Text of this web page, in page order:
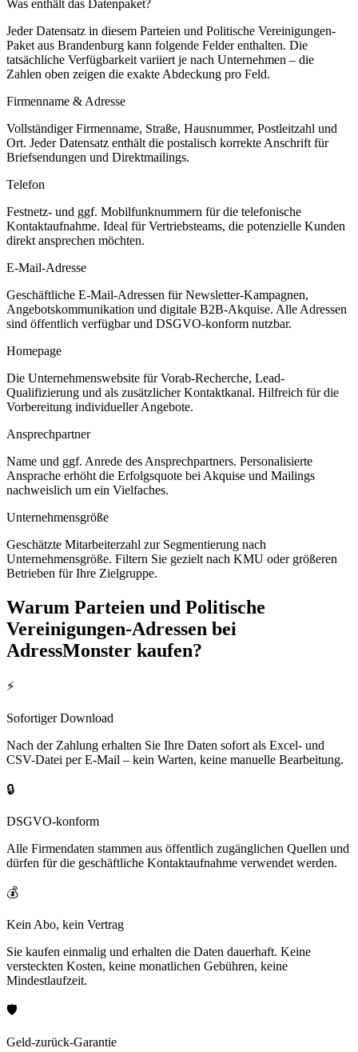
Was enthält das Datenpaket?
Jeder Datensatz in diesem Parteien und Politische Vereinigungen-
Paket aus Brandenburg kann folgende Felder enthalten. Die
tatsächliche Verfügbarkeit variiert je nach Unternehmen – die
Zahlen oben zeigen die exakte Abdeckung pro Feld.
Firmenname & Adresse
Vollständiger Firmenname, Straße, Hausnummer, Postleitzahl und
Ort. Jeder Datensatz enthält die postalisch korrekte Anschrift für
Briefsendungen und Direktmailings.
Telefon
Festnetz- und ggf. Mobilfunknummern für die telefonische
Kontaktaufnahme. Ideal für Vertriebsteams, die potenzielle Kunden
direkt ansprechen möchten.
E-Mail-Adresse
Geschäftliche E-Mail-Adressen für Newsletter-Kampagnen,
Angebotskommunikation und digitale B2B-Akquise. Alle Adressen
sind öffentlich verfügbar und DSGVO-konform nutzbar.
Homepage
Die Unternehmenswebsite für Vorab-Recherche, Lead-
Qualifizierung und als zusätzlicher Kontaktkanal. Hilfreich für die
Vorbereitung individueller Angebote.
Ansprechpartner
Name und ggf. Anrede des Ansprechpartners. Personalisierte
Ansprache erhöht die Erfolgsquote bei Akquise und Mailings
nachweislich um ein Vielfaches.
Unternehmensgröße
Geschätzte Mitarbeiterzahl zur Segmentierung nach
Unternehmensgröße. Filtern Sie gezielt nach KMU oder größeren
Betrieben für Ihre Zielgruppe.
Warum Parteien und Politische
Vereinigungen-Adressen bei
AdressMonster kaufen?
⚡
Sofortiger Download
Nach der Zahlung erhalten Sie Ihre Daten sofort als Excel- und
CSV-Datei per E-Mail – kein Warten, keine manuelle Bearbeitung.
🔒
DSGVO-konform
Alle Firmendaten stammen aus öffentlich zugänglichen Quellen und
dürfen für die geschäftliche Kontaktaufnahme verwendet werden.
💰
Kein Abo, kein Vertrag
Sie kaufen einmalig und erhalten die Daten dauerhaft. Keine
versteckten Kosten, keine monatlichen Gebühren, keine
Mindestlaufzeit.
🛡️
Geld-zurück-Garantie